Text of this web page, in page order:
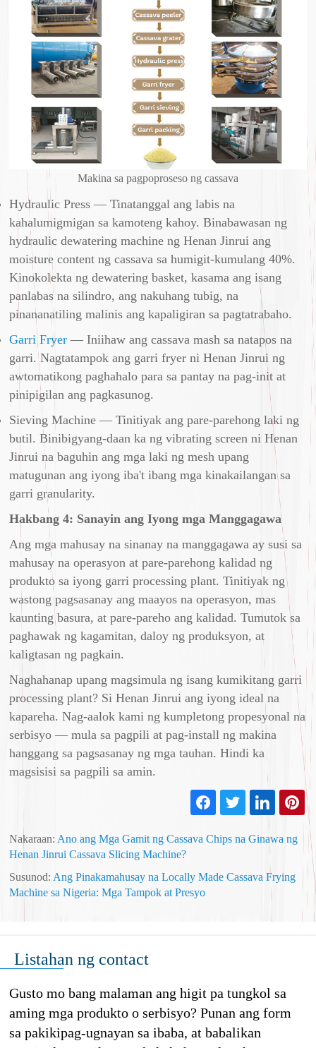
Makina sa pagpoproseso ng cassava
Hydraulic Press — Tinatanggal ang labis na
kahalumigmigan sa kamoteng kahoy. Binabawasan ng
hydraulic dewatering machine ng Henan Jinrui ang
moisture content ng cassava sa humigit-kumulang 40%.
Kinokolekta ng dewatering basket, kasama ang isang
panlabas na silindro, ang nakuhang tubig, na
pinananatiling malinis ang kapaligiran sa pagtatrabaho.
Garri Fryer — Iniihaw ang cassava mash sa natapos na
garri. Nagtatampok ang garri fryer ni Henan Jinrui ng
awtomatikong paghahalo para sa pantay na pag-init at
pinipigilan ang pagkasunog.
Sieving Machine — Tinitiyak ang pare-parehong laki ng
butil. Binibigyang-daan ka ng vibrating screen ni Henan
Jinrui na baguhin ang mga laki ng mesh upang
matugunan ang iyong iba't ibang mga kinakailangan sa
garri granularity.
Hakbang 4: Sanayin ang Iyong mga Manggagawa
Ang mga mahusay na sinanay na manggagawa ay susi sa
mahusay na operasyon at pare-parehong kalidad ng
produkto sa iyong garri processing plant. Tinitiyak ng
wastong pagsasanay ang maayos na operasyon, mas
kaunting basura, at pare-pareho ang kalidad. Tumutok sa
paghawak ng kagamitan, daloy ng produksyon, at
kaligtasan ng pagkain.
Naghahanap upang magsimula ng isang kumikitang garri
processing plant? Si Henan Jinrui ang iyong ideal na
kapareha. Nag-aalok kami ng kumpletong propesyonal na
serbisyo — mula sa pagpili at pag-install ng makina
hanggang sa pagsasanay ng mga tauhan. Hindi ka
magsisisi sa pagpili sa amin.
Nakaraan: Ano ang Mga Gamit ng Cassava Chips na Ginawa ng
Henan Jinrui Cassava Slicing Machine?
Susunod: Ang Pinakamahusay na Locally Made Cassava Frying
Machine sa Nigeria: Mga Tampok at Presyo
Listahan ng contact
Gusto mo bang malaman ang higit pa tungkol sa
aming mga produkto o serbisyo? Punan ang form
sa pakikipag-ugnayan sa ibaba, at babalikan